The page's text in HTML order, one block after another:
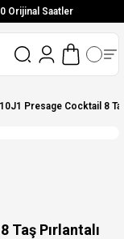
Orijinal Saatler
Presage Cocktail 8
Taş Pırlantalı